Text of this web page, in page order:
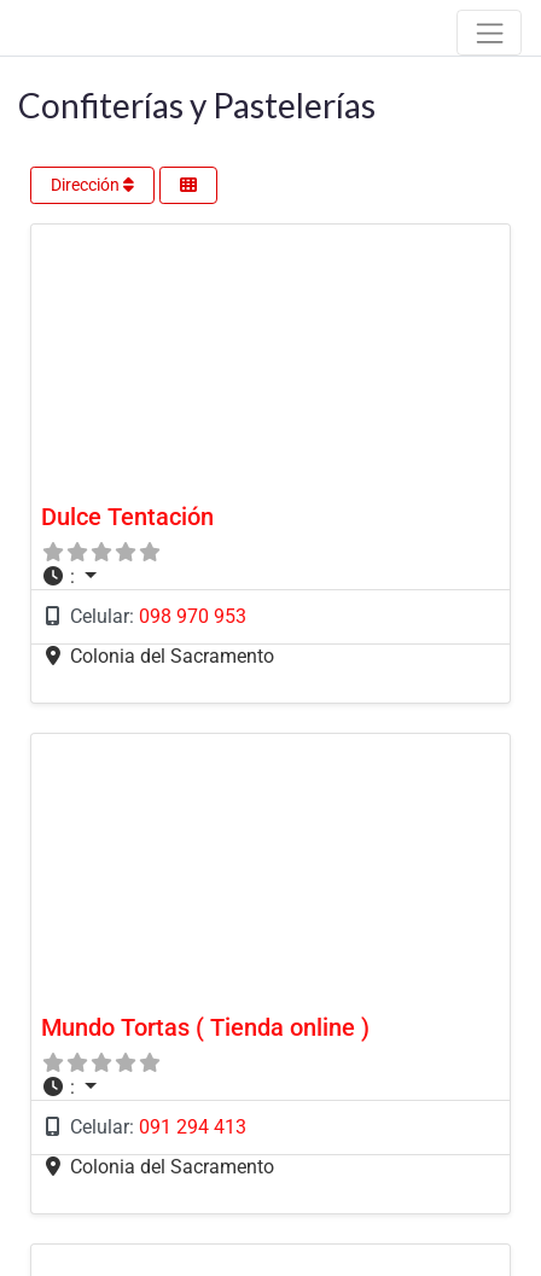
Confiterías y Pastelerías
Dirección
Dulce Tentación
:
Celular: 098 970 953
Colonia del Sacramento
Mundo Tortas ( Tienda online )
:
Celular: 091 294 413
Colonia del Sacramento